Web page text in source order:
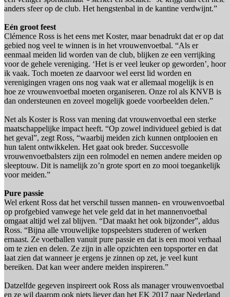
anders sfeer op de club. Het hengstenbal in de kantine verdwijnt.”
Eén groot feest
Clémence Ross is het eens met Koster, maar benadrukt dat er op dat
gebied nog veel te winnen is in het vrouwenvoetbal. “Als er
eenmaal meiden lid worden van de club, blijken ze een verrijking
voor de gehele vereniging. ‘Het is er veel leuker op geworden’, hoor
ik vaak. Toch moeten ze daarvoor wel eerst lid worden en
verenigingen vragen ons nog vaak wat er allemaal mogelijk is en
hoe ze vrouwenvoetbal moeten organiseren. Onze rol als KNVB is
dan ondersteunen en zoveel mogelijk goede voorbeelden delen.”
Net als Koster is Ross van mening dat vrouwenvoetbal een sterke
maatschappelijke impact heeft. “Op zowel individueel gebied is dat
het geval”, zegt Ross, “waarbij meiden zich kunnen ontplooien en
hun talent ontwikkelen. Het gaat ook breder. Succesvolle
vrouwenvoetbalsters zijn een rolmodel en nemen andere meiden op
sleeptouw. Dit is namelijk zo’n grote sport en zo mooi toegankelijk
voor meiden.”
Pure passie
Wel erkent Ross dat het verschil tussen mannen- en vrouwenvoetbal
op profgebied vanwege het vele geld dat in het mannenvoetbal
omgaat altijd wel zal blijven. “Dat maakt het ook bijzonder”, aldus
Ross. “Bijna alle vrouwelijke topspeelsters studeren of werken
ernaast. Ze voetballen vanuit pure passie en dat is een mooi verhaal
om te zien en delen. Ze zijn in alle opzichten een topsporter en dat
laat zien dat wanneer je ergens je zinnen op zet, je veel kunt
bereiken. Dat kan weer andere meiden inspireren.”
Datzelfde gegeven inspireert ook Ross als manager vrouwenvoetbal
en ze wil daarom ook niets liever dan het EK 2017 naar Nederland